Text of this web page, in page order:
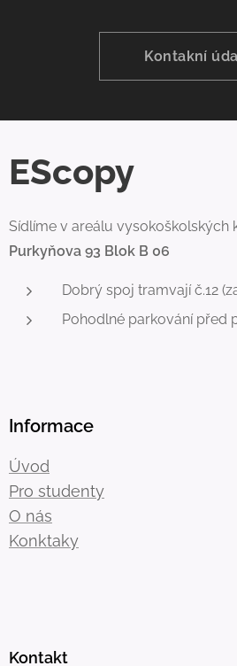
Kontakní
EScopy
Sídlíme v areálu vysokoškolských
Purkyňova 93 Blok B 06
Dobrý spoj tramvají č.12
Pohodlné parkování před
Informace
Úvod
Pro studenty
O nás
Konktaky
Kontakt